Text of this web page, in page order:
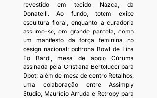
revestido em tecido Nazca, da
Donatelli. Ao fundo, totem exibe
escultura floral, enquanto a curadoria
assume-se, em grande parcela, como
um manifesto da força feminina no
design nacional: poltrona Bowl de Lina
Bo Bardi, mesa de apoio Cúruma
assinada pela Cristiana Bertolucci para
Dpot; além de mesa de centro Retalhos,
uma colaboração entre Assimply
Studio, Maurício Arruda e Retropy para